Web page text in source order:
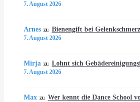
7. August 2026
Arnes zu Bienengift bei
7. August 2026
Mirja zu Lohnt sich
7. August 2026
Max zu Wer kennt die Dance School